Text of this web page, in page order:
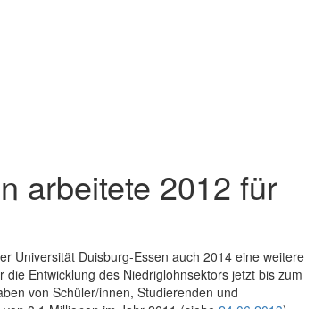
arbeitete 2012 für
Universität Duisburg-Essen auch 2014 eine weitere
Entwicklung des Niedriglohnsektors jetzt bis zum
von Schüler/innen, Studierenden und